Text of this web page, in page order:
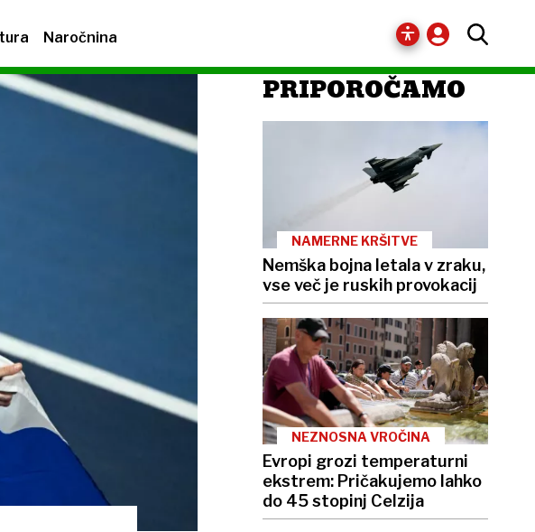
Naročnina
PRIPOROČAMO
NAMERNE KRŠITVE
Nemška bojna letala v zraku,
vse več je ruskih provokacij
NEZNOSNA VROČINA
Evropi grozi temperaturni
ekstrem: Pričakujemo lahko
do 45 stopinj Celzija